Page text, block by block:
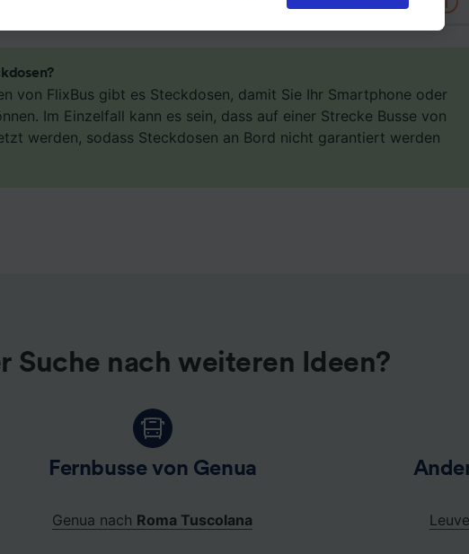
von FlixBus gibt es Steckdosen, damit Sie Ihr Smartphone oder
Im Einzelfall kann es sein, dass auf einer Strecke Busse von
werden, sodass Steckdosen an Bord nicht garantiert werden
Suche nach weiteren Ideen?
Fernbusse von Genua
Genua nach Roma Tuscolana
verwalten, einschließlich Ihres Widerspruchsrechts bei
Klicken Sie dazu bitte unten oder besuchen Sie
signalisiert und haben keinen Einfluss auf Surfdaten. Ihre
für Tracking-Zwecke verwendet, wenn Sie uns gebeten
nicht zu verfolgen.
verarbeiten Daten, um Folgendes bereitzustellen:
Standortdaten. Endgeräteeigenschaften zur